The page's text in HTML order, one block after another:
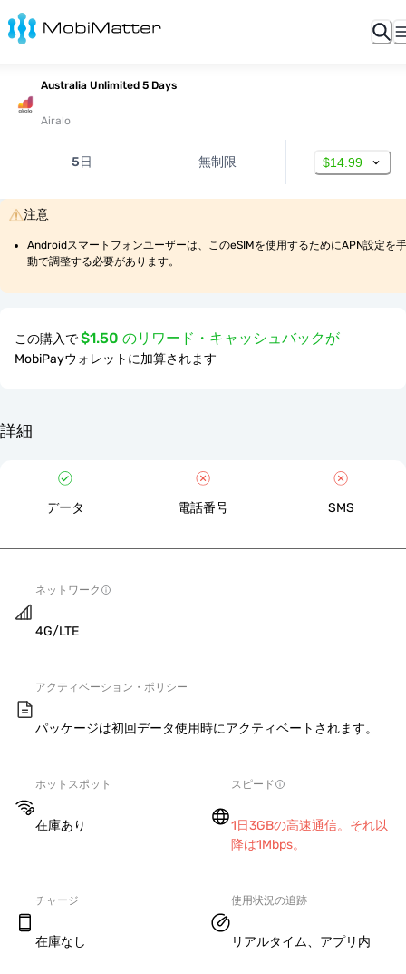
Australia Unlimited 5 Days
Airalo
5日 無制限 $14.99
注意
Androidスマートフォンユーザーは、このeSIMを使用するためにAPN設定を手
動で調整する必要があります。
この購入で$1.50 のリワード・キャッシュバックが
MobiPayウォレットに加算されます
詳細
データ 電話番号 SMS
ネットワーク
4G/LTE
アクティベーション・ポリシー
パッケージは初回データ使用時にアクティベートされます。
ホットスポット
在庫あり
スピード
1日3GBの高速通信。それ以
降は1Mbps。
チャージ
在庫なし
使用状況の追跡
リアルタイム、アプリ内